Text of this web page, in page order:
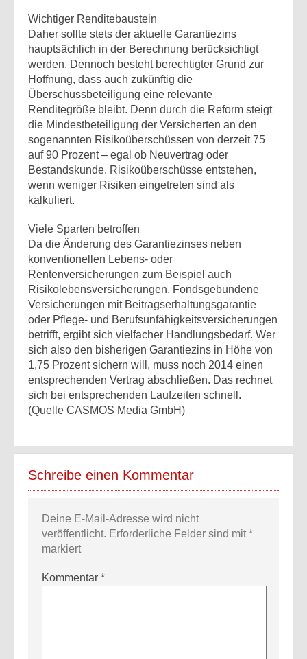
Wichtiger Renditebaustein
Daher sollte stets der aktuelle Garantiezins
hauptsächlich in der Berechnung berücksichtigt
werden. Dennoch besteht berechtigter Grund zur
Hoffnung, dass auch zukünftig die
Überschussbeteiligung eine relevante
Renditegröße bleibt. Denn durch die Reform steigt
die Mindestbeteiligung der Versicherten an den
sogenannten Risikoüberschüssen von derzeit 75
auf 90 Prozent – egal ob Neuvertrag oder
Bestandskunde. Risikoüberschüsse entstehen,
wenn weniger Risiken eingetreten sind als
kalkuliert.
Viele Sparten betroffen
Da die Änderung des Garantiezinses neben
konventionellen Lebens- oder
Rentenversicherungen zum Beispiel auch
Risikolebensversicherungen, Fondsgebundene
Versicherungen mit Beitragserhaltungsgarantie
oder Pflege- und Berufsunfähigkeitsversicherungen
betrifft, ergibt sich vielfacher Handlungsbedarf. Wer
sich also den bisherigen Garantiezins in Höhe von
1,75 Prozent sichern will, muss noch 2014 einen
entsprechenden Vertrag abschließen. Das rechnet
sich bei entsprechenden Laufzeiten schnell.
(Quelle CASMOS Media GmbH)
Schreibe einen Kommentar
Deine E-Mail-Adresse wird nicht
veröffentlicht. Erforderliche Felder sind mit*
markiert
Kommentar *